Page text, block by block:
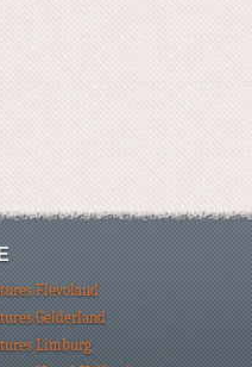
Flevoland
Gelderland
Limburg